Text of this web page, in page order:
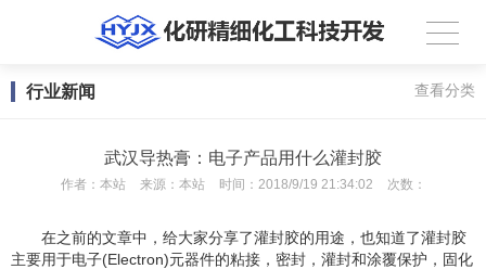
行业新闻 查看分类
武汉导热膏：电子产品用什么灌封胶
作者： 本站 来源： 本站 时间： 2018/9/19 21:34:02 次数：
在之前的文章中，给大家分享了灌封胶的用途，也知道了灌封胶
主要用于电子(Electron)元器件的粘接，密封，灌封和涂覆保护，固化